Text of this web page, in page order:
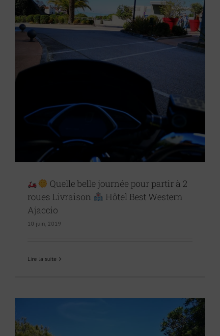
Quelle belle journée pour partir à 2
roues Livraison
Hôtel Best Western
Ajaccio
10 juin, 2019
Lire la suite